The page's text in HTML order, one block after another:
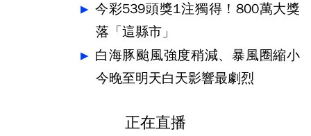
今彩539頭獎1注獨得！800萬大獎
落「這縣市」
白海豚颱風強度稍減、暴風圈縮小
今晚至明天白天影響最劇烈
正在直播